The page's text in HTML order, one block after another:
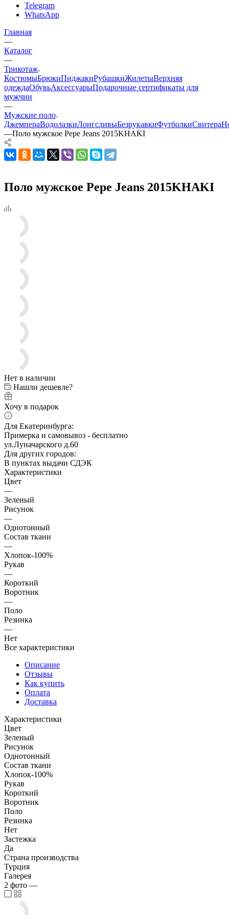
Telegram
WhatsApp
Главная
—
Каталог
—
Трикотаж
КостюмыБрюкиПиджакиРубашкиЖилетыВерхняя
одеждаОбувьАксессуарыПодарочные сертификаты для
мужчин
—
Мужские поло
ДжемпераВодолазкиЛонгсливыБезрукавкиФутболкиСвитера
—Поло мужское Pepe Jeans 2015KHAKI
Поло мужское Pepe Jeans 2015KHAKI
Нет в наличии
Нашли дешевле?
Хочу в подарок
Для Екатеринбурга:
Примерка и самовывоз - бесплатно
ул.Луначарского д.60
Для других городов:
В пунктах выдачи СДЭК
Характеристики
Цвет
—
Зеленый
Рисунок
—
Однотонный
Состав ткани
—
Хлопок-100%
Рукав
—
Короткий
Воротник
—
Поло
Резинка
—
Нет
Все характеристики
Описание
Отзывы
Как купить
Оплата
Доставка
Характеристики
Цвет
Зеленый
Рисунок
Однотонный
Состав ткани
Хлопок-100%
Рукав
Короткий
Воротник
Поло
Резинка
Нет
Застежка
Да
Страна производства
Турция
Галерея
2 фото —